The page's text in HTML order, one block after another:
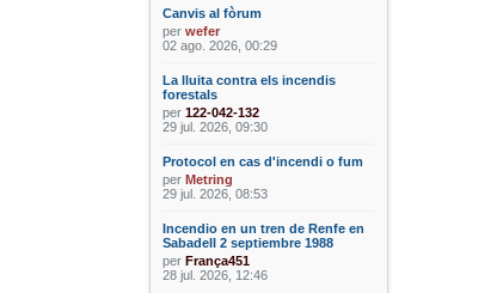
Canvis al fòrum
per wefer
02 ago. 2026, 00:29
La lluita contra els incendis
forestals
per 122-042-132
29 jul. 2026, 09:30
Protocol en cas d'incendi o fum
per Metring
29 jul. 2026, 08:53
Incendio en un tren de Renfe en
Sabadell 2 septiembre 1988
per França451
28 jul. 2026, 12:46